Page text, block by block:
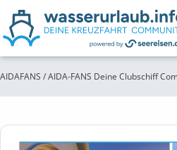
AIDAFANS / AIDA-FANS Deine Clubschiff